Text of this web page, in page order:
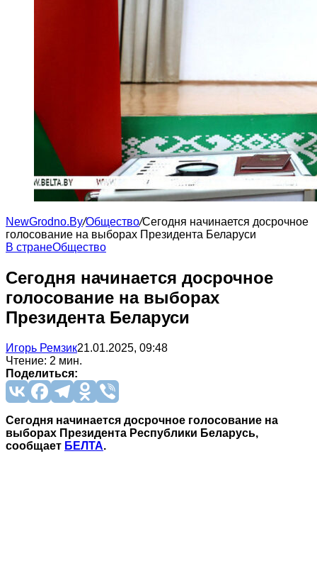
NewGrodno.By/Общество/Сегодня начинается досрочное
голосование на выборах Президента Беларуси
В странеОбщество
Сегодня начинается досрочное
голосование на выборах
Президента Беларуси
Игорь Ремзик21.01.2025, 09:48
Чтение: 2 мин.
Поделиться:
Сегодня начинается досрочное голосование на
выборах Президента Республики Беларусь,
сообщает БЕЛТА.